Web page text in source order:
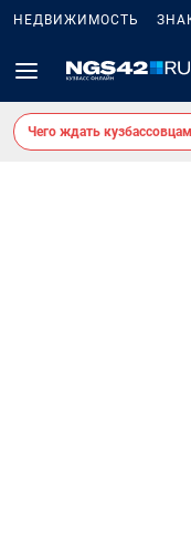
НЕДВИЖИМОСТЬ
Чего ждать